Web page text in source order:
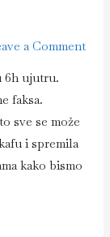
a Comment
6h ujutru.
faksa.
sve se može
i spremila
kako bismo